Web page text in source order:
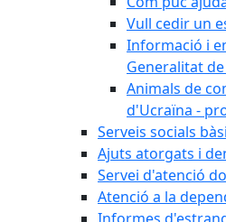
Vull cedir un
Informació i
Generalitat
Animals de
d'Ucraïna -
Serveis socials
Ajuts atorgats i
Servei d'atenció
Atenció a la